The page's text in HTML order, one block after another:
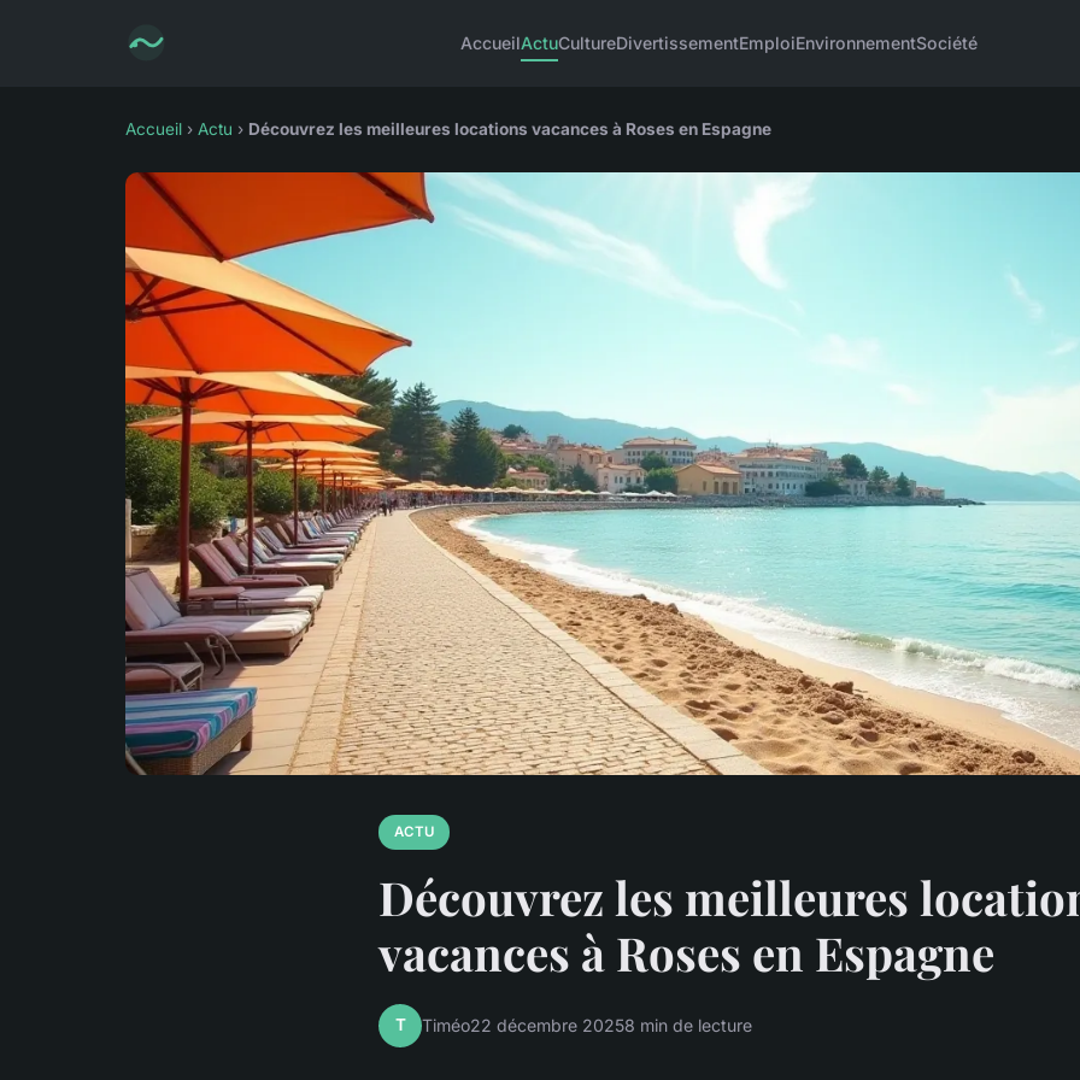
AccueilActuCultureDivertissementEmploiEnvironnementSociété
Accueil › Actu › Découvrez les meilleures locations vacances à Roses en Espagne
ACTU
Découvrez les meilleures
vacances à Roses en Espagne
T Timéo22 décembre 20258 min de lecture